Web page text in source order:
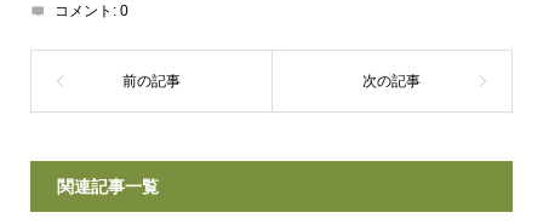
コメント: 0
関連記事一覧